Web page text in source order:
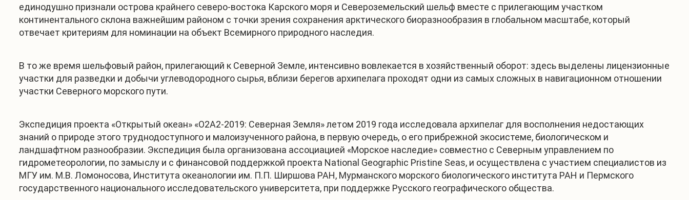
единодушно признали острова крайнего северо-востока Карского моря и Североземельский шельф вместе с прилегающим участком
континентального склона важнейшим районом с точки зрения сохранения арктического биоразнообразия в глобальном масштабе, который
отвечает критериям для номинации на объект Всемирного природного наследия.
В то же время шельфовый район, прилегающий к Северной Земле, интенсивно вовлекается в хозяйственный оборот: здесь выделены лицензионные
участки для разведки и добычи углеводородного сырья, вблизи берегов архипелага проходят одни из самых сложных в навигационном отношении
участки Северного морского пути.
Экспедиция проекта «Открытый океан» «О2А2-2019: Северная Земля» летом 2019 года исследовала архипелаг для восполнения недостающих
знаний о природе этого труднодоступного и малоизученного района, в первую очередь, о его прибрежной экосистеме, биологическом и
ландшафтном разнообразии. Экспедиция была организована ассоциацией «Морское наследие» совместно с Северным управлением по
гидрометеорологии, по замыслу и с финансовой поддержкой проекта National Geographic Pristine Seas, и осуществлена с участием специалистов из
МГУ им. М.В. Ломоносова, Института океанологии им. П.П. Ширшова РАН, Мурманского морского биологического института РАН и Пермского
государственного национального исследовательского университета, при поддержке Русского географического общества.